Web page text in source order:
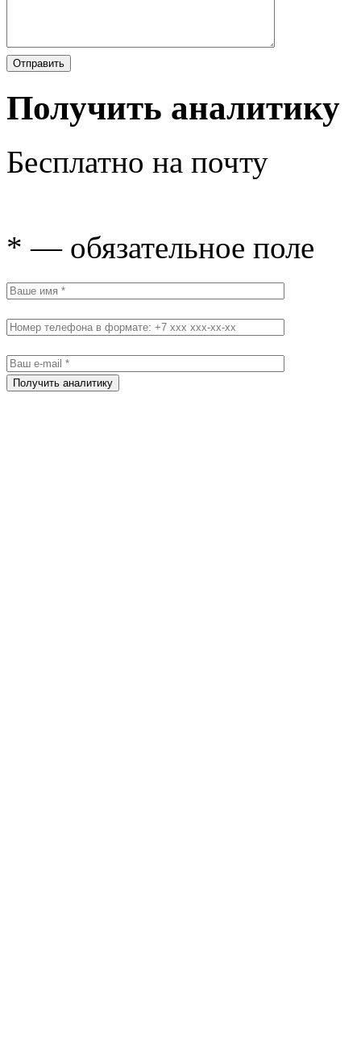
Получить аналитику
Бесплатно на почту
* — обязательное поле